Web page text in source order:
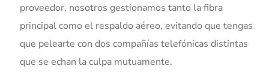
proveedor, nosotros gestionamos tanto la fibra
principal como el respaldo aéreo, evitando que tengas
que pelearte con dos compañías telefónicas distintas
que se echan la culpa mutuamente.